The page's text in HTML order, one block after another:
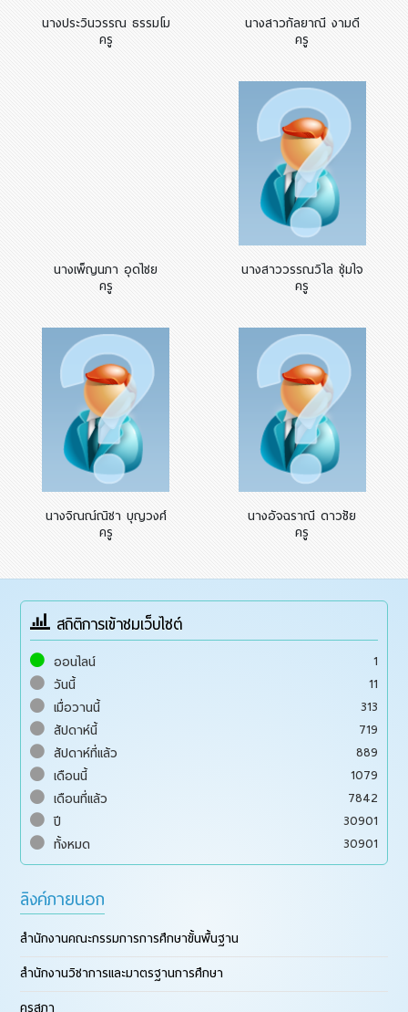
นางประวินวรรณ ธรรมโม
ครู
นางสาวกัลยาณี งามดี
ครู
นางเพ็ญนภา อุดไชย
ครู
นางสาววรรณวิไล ชุ่มใจ
ครู
นางจิณณ์ณิชา บุญวงศ์
ครู
นางอัจฉราณี ดาวชัย
ครู
สถิติการเข้าชมเว็บไซต์
ออนไลน์
1
วันนี้
11
เมื่อวานนี้
313
สัปดาห์นี้
719
สัปดาห์ที่แล้ว
889
เดือนนี้
1079
เดือนที่แล้ว
7842
ปี
30901
ทั้งหมด
30901
ลิงค์ภายนอก
สำนักงานคณะกรรมการการศึกษาขั้นพื้นฐาน
สำนักงานวิชาการและมาตรฐานการศึกษา
คุรุสภา